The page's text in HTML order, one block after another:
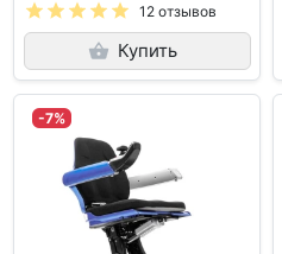
12 отзывов
Купить
-7%